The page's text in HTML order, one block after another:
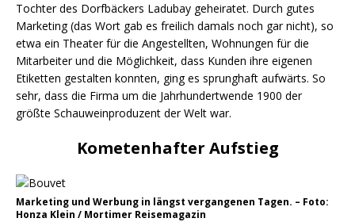
Tochter des Dorfbäckers Ladubay geheiratet. Durch gutes
Marketing (das Wort gab es freilich damals noch gar nicht), so
etwa ein Theater für die Angestellten, Wohnungen für die
Mitarbeiter und die Möglichkeit, dass Kunden ihre eigenen
Etiketten gestalten konnten, ging es sprunghaft aufwärts. So
sehr, dass die Firma um die Jahrhundertwende 1900 der
größte Schauweinproduzent der Welt war.
Kometenhafter Aufstieg
Marketing und Werbung in längst vergangenen Tagen. – Foto:
Honza Klein / Mortimer Reisemagazin